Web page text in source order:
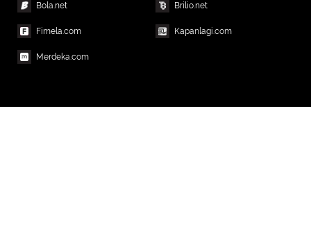
Bola.net Brilio.net
Fimela.com Kapanlagi.com
Merdeka.com